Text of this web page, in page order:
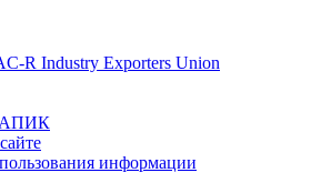
R Industry Exporters Union
АПИК
информации